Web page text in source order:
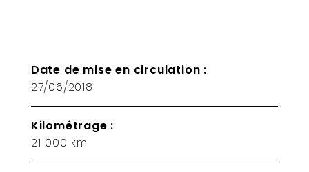
Date de mise en circulation :
27/06/2018
Kilométrage :
21 000 km